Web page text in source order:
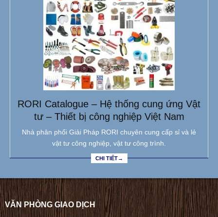
RORI Catalogue – Hệ thống cung ứng Vật
tư – Thiết bị công nghiệp Việt Nam
Nhà phân phối Giải Pháp RORI chuyên cung cấp sỉ và lẻ
vật tư công nghiệp, vật tư công trình.
CHI TIẾT→
VĂN PHÒNG GIAO DỊCH